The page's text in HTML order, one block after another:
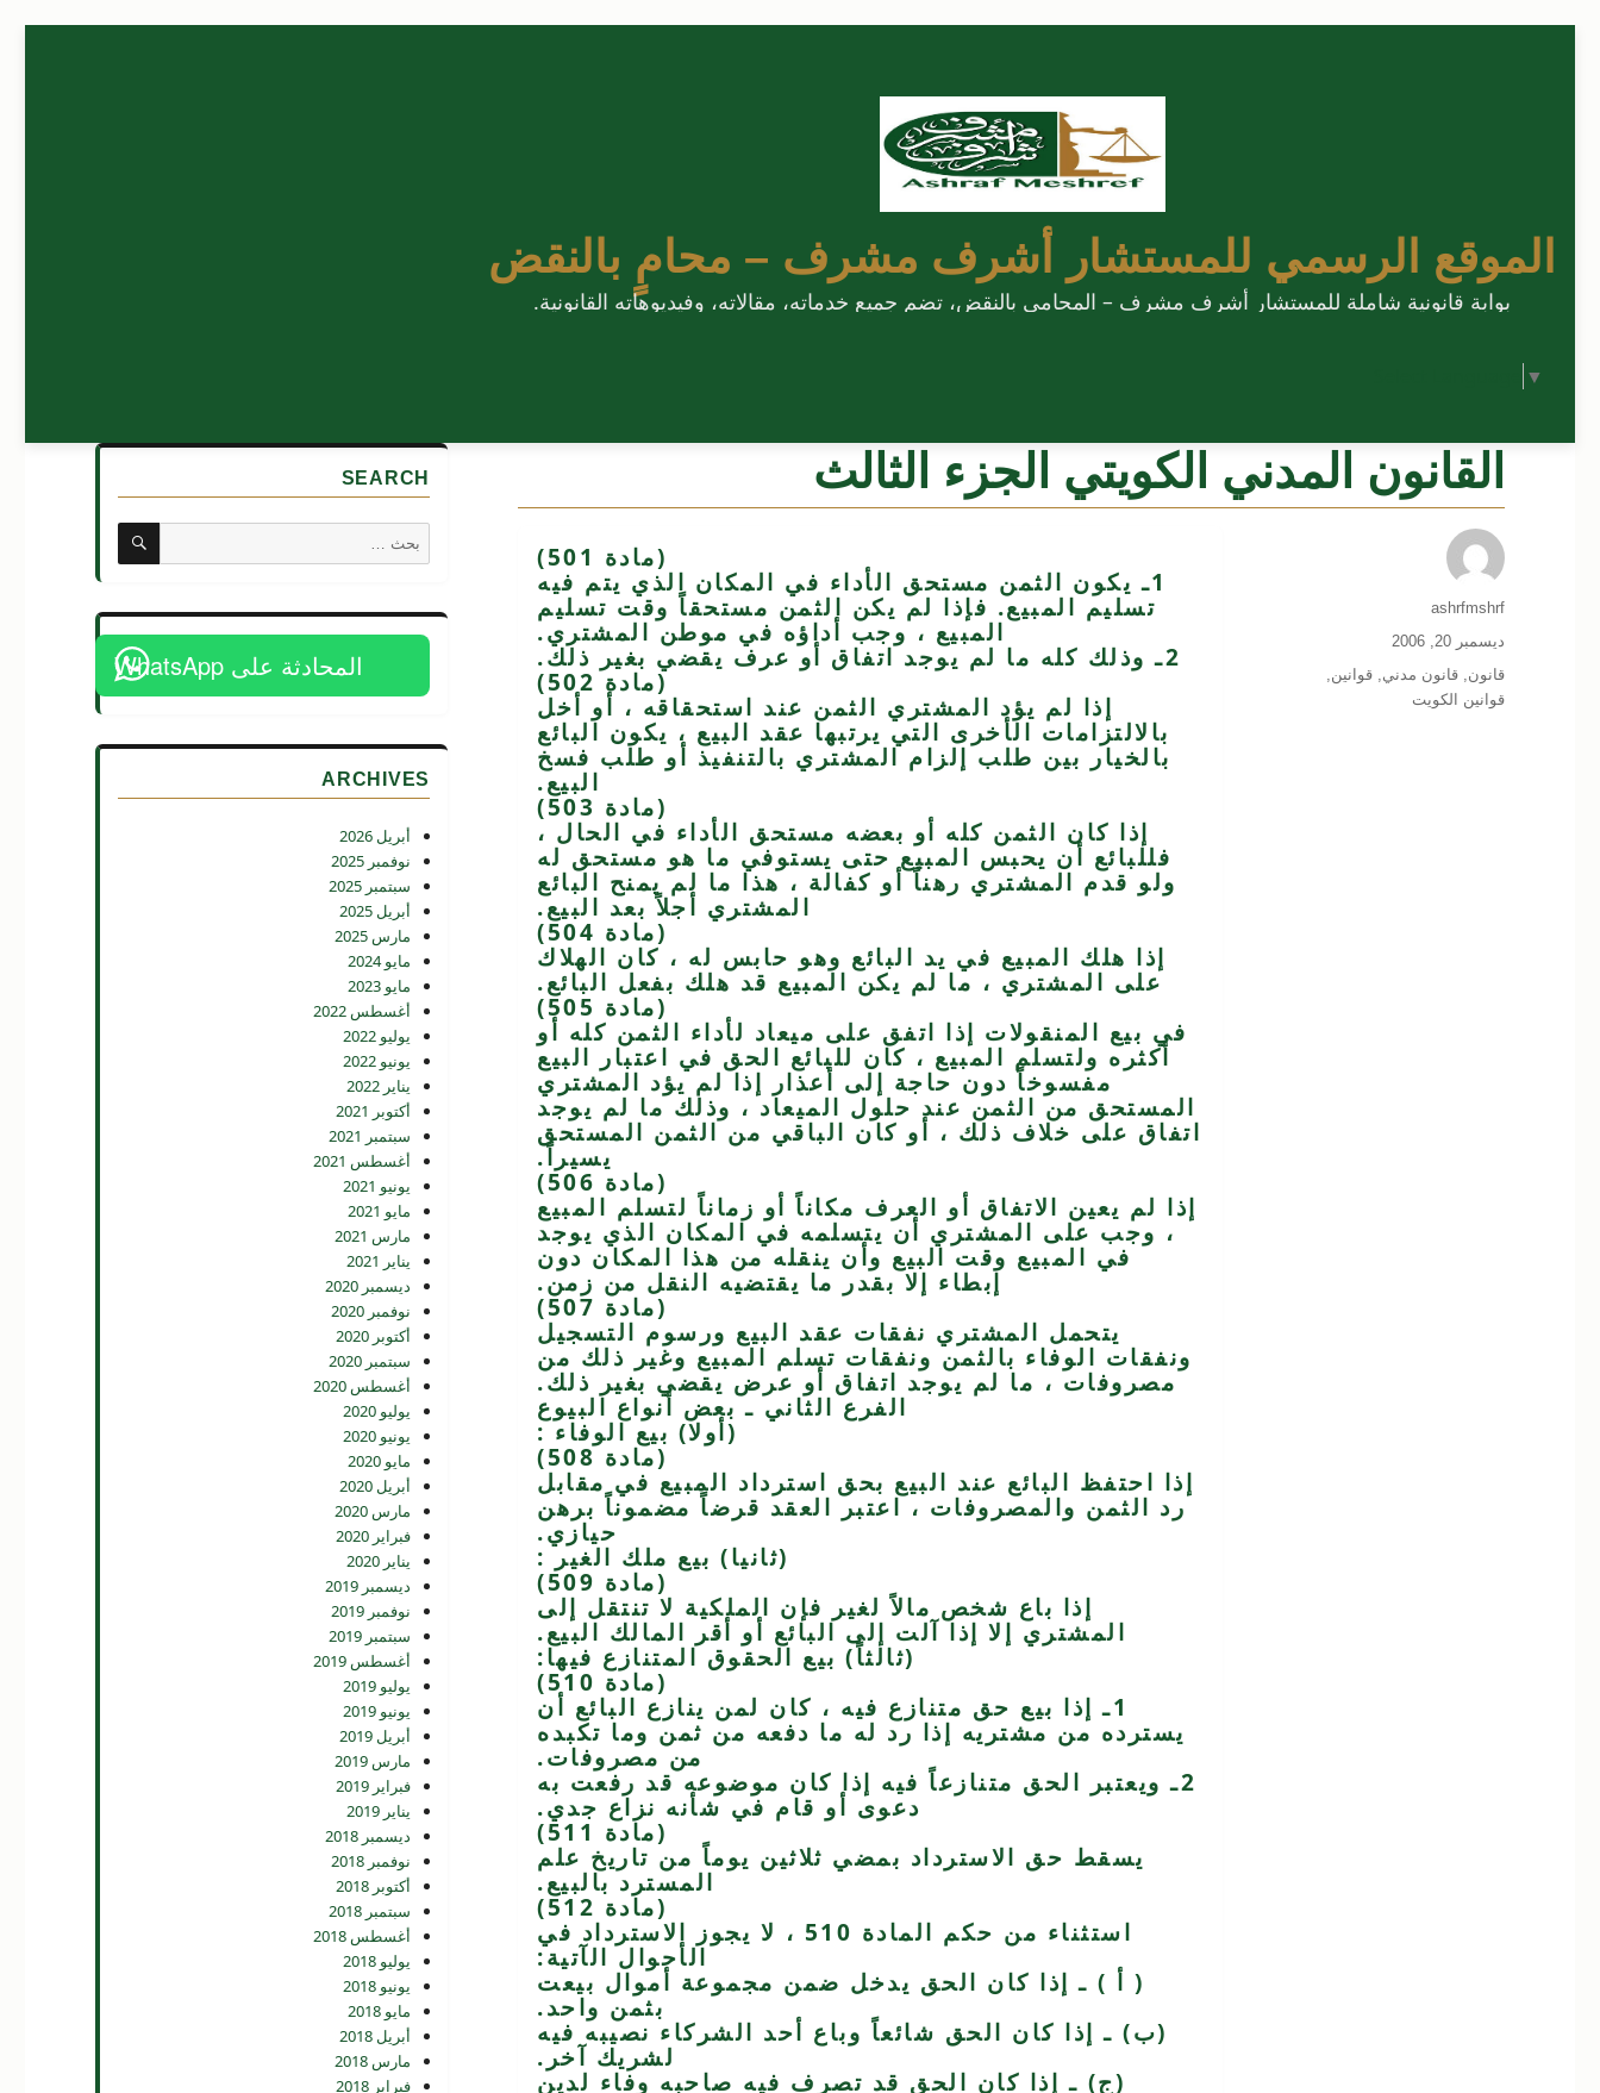
الموقع الرسمي للمستشار أشرف مشرف – محامٍ بالنقض
بوابة قانونية شاملة للمستشار أشرف مشرف – المحامي بالنقض، تضم جميع خدماته، مقالاته، وفيديوهاته القانونية.
▼
القانون المدني الكويتي الجزء الثالث
(مادة 501)
1ـ يكون الثمن مستحق الأداء في المكان الذي يتم فيه
تسليم المبيع. فإذا لم يكن الثمن مستحقاً وقت تسليم
المبيع ، وجب أداؤه في موطن المشتري.
2ـ وذلك كله ما لم يوجد اتفاق أو عرف يقضي بغير ذلك.
(مادة 502)
إذا لم يؤد المشتري الثمن عند استحقاقه ، أو أخل
بالالتزامات الأخرى التي يرتبها عقد البيع ، يكون البائع
بالخيار بين طلب إلزام المشتري بالتنفيذ أو طلب فسخ
البيع.
(مادة 503)
إذا كان الثمن كله أو بعضه مستحق الأداء في الحال ،
فللبائع أن يحبس المبيع حتى يستوفي ما هو مستحق له
ولو قدم المشتري رهناً أو كفالة ، هذا ما لم يمنح البائع
المشتري أجلاً بعد البيع.
(مادة 504)
إذا هلك المبيع في يد البائع وهو حابس له ، كان الهلاك
على المشتري ، ما لم يكن المبيع قد هلك بفعل البائع.
(مادة 505)
في بيع المنقولات إذا اتفق على ميعاد لأداء الثمن كله أو
أكثره ولتسلم المبيع ، كان للبائع الحق في اعتبار البيع
مفسوخاً دون حاجة إلى أعذار إذا لم يؤد المشتري
المستحق من الثمن عند حلول الميعاد ، وذلك ما لم يوجد
اتفاق على خلاف ذلك ، أو كان الباقي من الثمن المستحق
يسيراً.
(مادة 506)
إذا لم يعين الاتفاق أو العرف مكاناً أو زماناً لتسلم المبيع
، وجب على المشتري أن يتسلمه في المكان الذي يوجد
في المبيع وقت البيع وأن ينقله من هذا المكان دون
إبطاء إلا بقدر ما يقتضيه النقل من زمن.
(مادة 507)
يتحمل المشتري نفقات عقد البيع ورسوم التسجيل
ونفقات الوفاء بالثمن ونفقات تسلم المبيع وغير ذلك من
مصروفات ، ما لم يوجد اتفاق أو عرض يقضي بغير ذلك.
الفرع الثاني ـ بعض أنواع البيوع
(أولا) بيع الوفاء :
(مادة 508)
إذا احتفظ البائع عند البيع بحق استرداد المبيع في مقابل
رد الثمن والمصروفات ، اعتبر العقد قرضاً مضموناً برهن
حيازي.
(ثانيا) بيع ملك الغير :
(مادة 509)
إذا باع شخص مالاً لغير فإن الملكية لا تنتقل إلى
المشتري إلا إذا آلت إلى البائع أو أقر المالك البيع.
(ثالثاً) بيع الحقوق المتنازع فيها:
(مادة 510)
1ـ إذا بيع حق متنازع فيه ، كان لمن ينازع البائع أن
يسترده من مشتريه إذا رد له ما دفعه من ثمن وما تكبده
من مصروفات.
2ـ ويعتبر الحق متنازعاً فيه إذا كان موضوعه قد رفعت به
دعوى أو قام في شأنه نزاع جدي.
(مادة 511)
يسقط حق الاسترداد بمضي ثلاثين يوماً من تاريخ علم
المسترد بالبيع.
(مادة 512)
استثناء من حكم المادة 510 ، لا يجوز الاسترداد في
الأحوال الآتية:
( أ ) ـ إذا كان الحق يدخل ضمن مجموعة أموال بيعت
بثمن واحد.
(ب) ـ إذا كان الحق شائعاً وباع أحد الشركاء نصيبه فيه
لشريك آخر.
(ج) ـ إذا كان الحق قد تصرف فيه صاحبه وفاء لدين
الكاتب
ashrfmshrf
نُشرت
في
ديسمبر 20, 2006
التصنيفات
قانون,قانون مدني,قوانين,
قوانين الكويت
SEARCH
عن:
بحث
المحادثة على WhatsApp
ARCHIVES
أبريل 2026
نوفمبر 2025
سبتمبر 2025
أبريل 2025
مارس 2025
مايو 2024
مايو 2023
أغسطس 2022
يوليو 2022
يونيو 2022
يناير 2022
أكتوبر 2021
سبتمبر 2021
أغسطس 2021
يونيو 2021
مايو 2021
مارس 2021
يناير 2021
ديسمبر 2020
نوفمبر 2020
أكتوبر 2020
سبتمبر 2020
أغسطس 2020
يوليو 2020
يونيو 2020
مايو 2020
أبريل 2020
مارس 2020
فبراير 2020
يناير 2020
ديسمبر 2019
نوفمبر 2019
سبتمبر 2019
أغسطس 2019
يوليو 2019
يونيو 2019
أبريل 2019
مارس 2019
فبراير 2019
يناير 2019
ديسمبر 2018
نوفمبر 2018
أكتوبر 2018
سبتمبر 2018
أغسطس 2018
يوليو 2018
يونيو 2018
مايو 2018
أبريل 2018
مارس 2018
فبراير 2018